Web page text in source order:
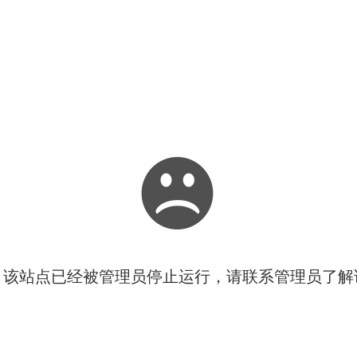
站点已经被管理员停止运行，请联系管理员了